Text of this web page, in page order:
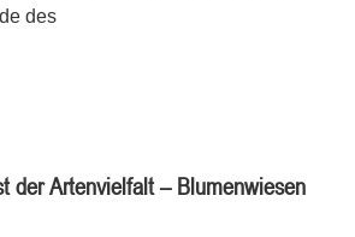
des
der Artenvielfalt – Blumenwiesen